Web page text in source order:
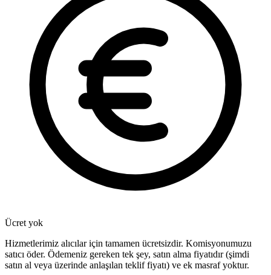
Ücret yok
Hizmetlerimiz alıcılar için tamamen ücretsizdir. Komisyonumuzu
satıcı öder. Ödemeniz gereken tek şey, satın alma fiyatıdır (şimdi
satın al veya üzerinde anlaşılan teklif fiyatı) ve ek masraf yoktur.